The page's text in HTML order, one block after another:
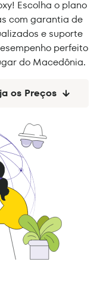
Escolha o plano
com garantia de
e suporte
perfeito
do Macedônia.
os Preços